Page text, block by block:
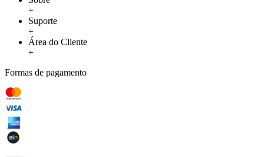
+
Suporte
+
Área do Cliente
+
Formas de pagamento